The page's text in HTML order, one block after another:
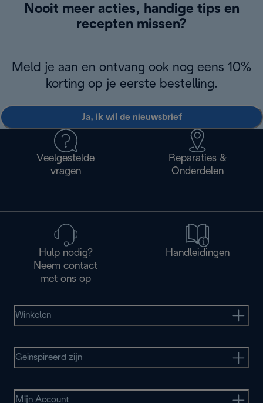
Nooit meer acties, handige tips en
recepten missen?
Meld je aan en ontvang ook nog eens 10%
korting op je eerste bestelling.
Ja, ik wil de nieuwsbrief
Veelgestelde
vragen
Reparaties &
Onderdelen
Hulp nodig?
Neem contact
met ons op
Handleidingen
Winkelen
Geinspireerd zijn
Mijn Account